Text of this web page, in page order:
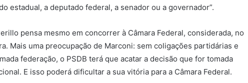
estadual, a deputado federal, a senador ou a governador”.
pensa mesmo em concorrer à Câmara Federal, considerada, no
Mais uma preocupação de Marconi: sem coligações partidárias e
federação, o PSDB terá que acatar a decisão que for tomada
E isso poderá dificultar a sua vitória para a Câmara Federal.